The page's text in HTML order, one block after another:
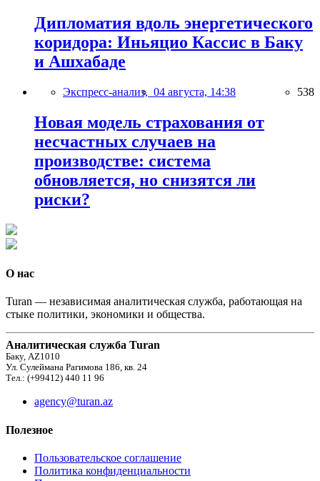
Дипломатия вдоль энергетического
коридора: Иньяцио Кассис в Баку
и Ашхабаде
Экспресс-анализ, 04 августа, 14:38 538
Новая модель страхования от
несчастных случаев на
производстве: система
обновляется, но снизятся ли
риски?
О нас
Turan — независимая аналитическая служба, работающая на
стыке политики, экономики и общества.
Аналитическая служба Turan
Баку, AZ1010
Ул. Сулеймана Рагимова 186, кв. 24
Тел.: (+99412) 440 11 96
agency@turan.az
Полезное
Пользовательское соглашение
Политика конфиденциальности